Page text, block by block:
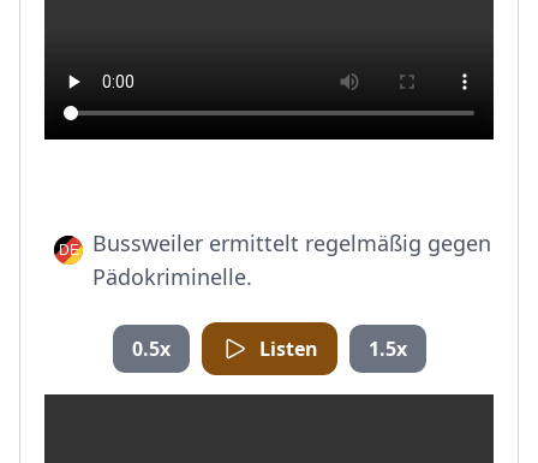
Bussweiler ermittelt regelmäßig gegen
Pädokriminelle.
0.5x Listen 1.5x